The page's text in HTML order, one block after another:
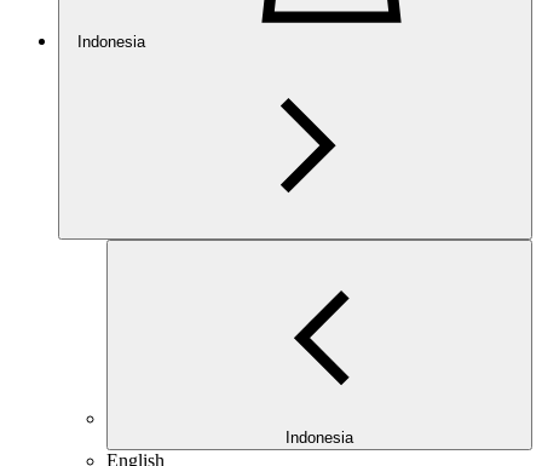
Indonesia
Indonesia
English